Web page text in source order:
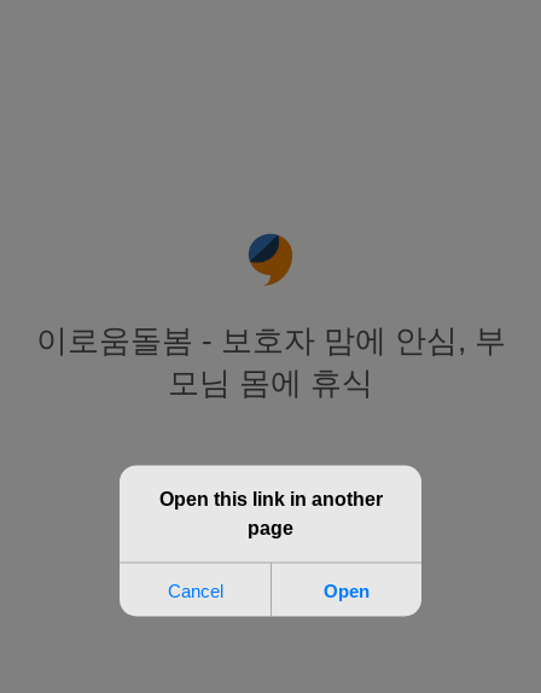
이로움돌봄 - 보호자 맘에 안심, 부
모님 몸에 휴식